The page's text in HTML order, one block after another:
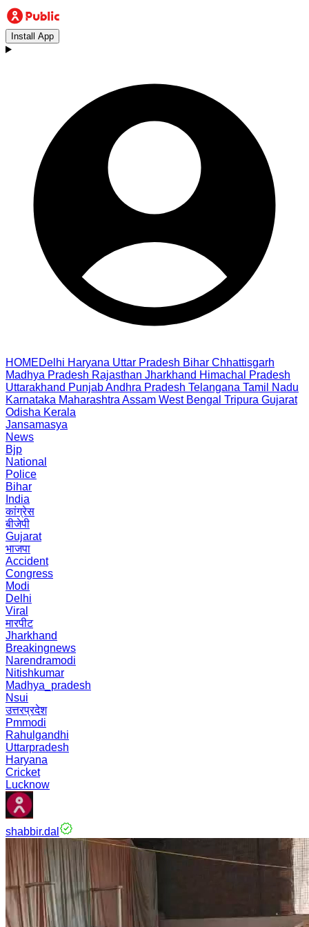
Install App
HOMEDelhi Haryana Uttar Pradesh Bihar Chhattisgarh
Madhya Pradesh Rajasthan Jharkhand Himachal Pradesh
Uttarakhand PunjabAndhra Pradesh Telangana Tamil Nadu
Karnataka Maharashtra Assam West Bengal Tripura Gujarat
Odisha Kerala
Jansamasya
News
Bjp
National
Police
Bihar
India
कांग्रेस
बीजेपी
Gujarat
भाजपा
Accident
Congress
Modi
Delhi
Viral
मारपीट
Jharkhand
Breakingnews
Narendramodi
Nitishkumar
Madhya_pradesh
Nsui
उत्तरप्रदेश
Pmmodi
Rahulgandhi
Uttarpradesh
Haryana
Cricket
Lucknow
shabbir.dal